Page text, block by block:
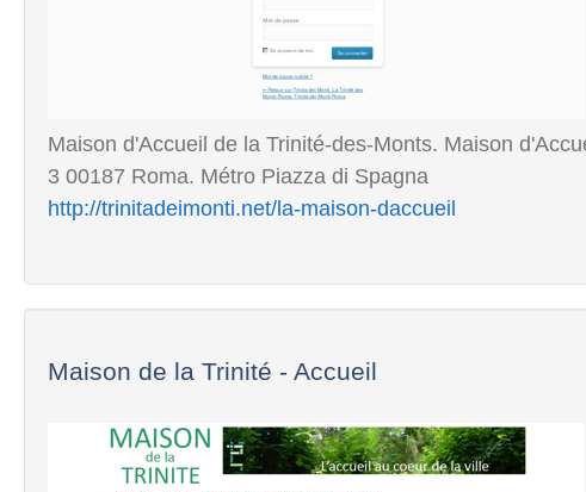
Maison d'Accueil de la Trinité-des-Monts. Maison
3 00187 Roma. Métro Piazza di Spagna
http://trinitadeimonti.net/la-maison-daccueil
Maison de la Trinité - Accueil